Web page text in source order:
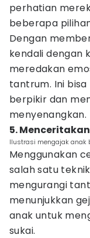
perhatian
beberapa
Dengan
kendali dengan
meredakan
tantrum. Ini
berpikir dan
menyenangkan.
5.
Ilustrasi mengajak anak
Menggunakan
salah satu
mengurangi
menunjukkan
anak untuk
sukai.